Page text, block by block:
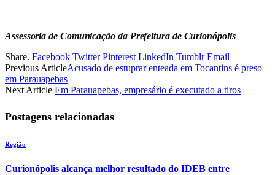
Assessoria de Comunicação da Prefeitura de Curionópolis
Share. Facebook Twitter Pinterest LinkedIn Tumblr Email
Previous ArticleAcusado de estuprar enteada em Tocantins é preso
em Parauapebas
Next Article Em Parauapebas, empresário é executado a tiros
Postagens relacionadas
Região
Curionópolis alcança melhor resultado do IDEB entre